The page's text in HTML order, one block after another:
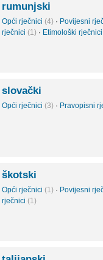
rumunjski
Opći rječnici (4) · Povijesni
rječnici (1) · Etimološki rječnici
slovački
Opći rječnici (3) · Pravopisni
škotski
Opći rječnici (1) · Povijesni
rječnici (1)